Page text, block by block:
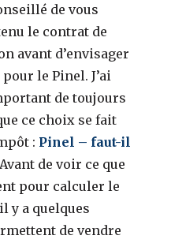
de vous
le contrat de
avant d’envisager
le Pinel. J’ai
de toujours
ce choix se fait
: Pinel – faut-il
Avant de voir ce que
pour calculer le
y a quelques
de vendre